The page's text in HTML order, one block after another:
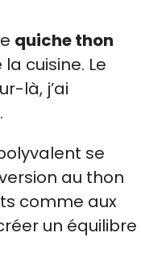
quiche thon
cuisine. Le
là, j’ai
se
au thon
comme aux
un équilibre